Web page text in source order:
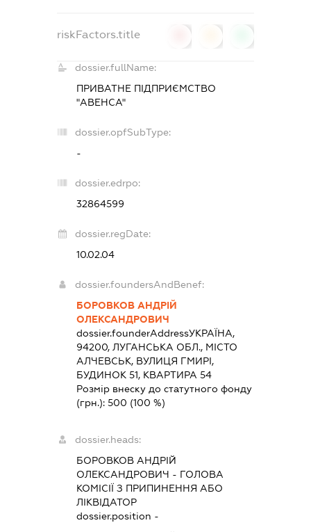
riskFactors.title
dossier.fullName:
ПРИВАТНЕ ПІДПРИЄМСТВО
"АВЕНСА"
dossier.opfSubType:
-
dossier.edrpo:
32864599
dossier.regDate:
10.02.04
dossier.foundersAndBenef:
БОРОВКОВ АНДРІЙ
ОЛЕКСАНДРОВИЧ
dossier.founderAddressУКРАЇНА,
94200, ЛУГАНСЬКА ОБЛ., МІСТО
АЛЧЕВСЬК, ВУЛИЦЯ ГМИРІ,
БУДИНОК 51, КВАРТИРА 54
Розмір внеску до статутного фонду
(грн.):500 (100 %)
dossier.heads:
БОРОВКОВ АНДРІЙ
ОЛЕКСАНДРОВИЧ - ГОЛОВА
КОМІСІЇ З ПРИПИНЕННЯ АБО
ЛІКВІДАТОР
dossier.position -